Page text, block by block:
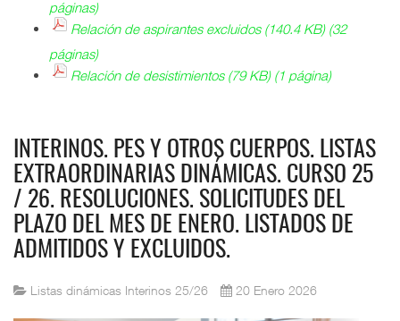
páginas)
Relación de aspirantes excluidos (140.4 KB) (32
páginas)
Relación de desistimientos (79 KB) (1 página)
INTERINOS. PES Y OTROS CUERPOS. LISTAS
EXTRAORDINARIAS DINÁMICAS. CURSO 25
/ 26. RESOLUCIONES. SOLICITUDES DEL
PLAZO DEL MES DE ENERO. LISTADOS DE
ADMITIDOS Y EXCLUIDOS.
Listas dinámicas Interinos 25/26 20 Enero 2026